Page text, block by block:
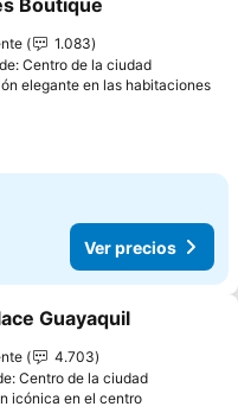
a favoritos
Boutique
1.083
Centro de la ciudad
elegante en las habitaciones
Ver precios
a favoritos
Guayaquil
4.703
Centro de la ciudad
icónica en el centro